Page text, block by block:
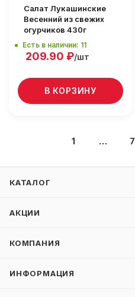
Салат Лукашинские
Весенний из свежих
огурчиков 430г
Есть в наличии: 11
209.90 ₽/шт
В КОРЗИНУ
1 7
КАТАЛОГ
АКЦИИ
КОМПАНИЯ
ИНФОРМАЦИЯ